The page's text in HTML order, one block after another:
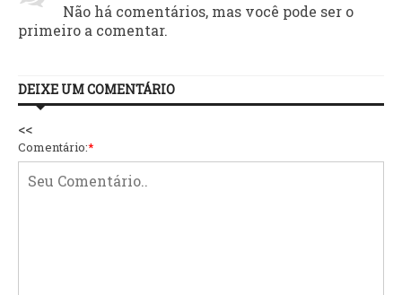
Não há comentários, mas você pode ser o
primeiro a comentar.
DEIXE UM COMENTÁRIO
<<
Comentário:*